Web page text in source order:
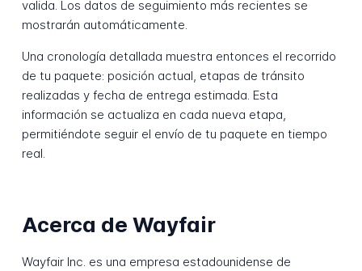
valida. Los datos de seguimiento más recientes se
mostrarán automáticamente.
Una cronología detallada muestra entonces el recorrido
de tu paquete: posición actual, etapas de tránsito
realizadas y fecha de entrega estimada. Esta
información se actualiza en cada nueva etapa,
permitiéndote seguir el envío de tu paquete en tiempo
real.
Acerca de Wayfair
Wayfair Inc. es una empresa estadounidense de